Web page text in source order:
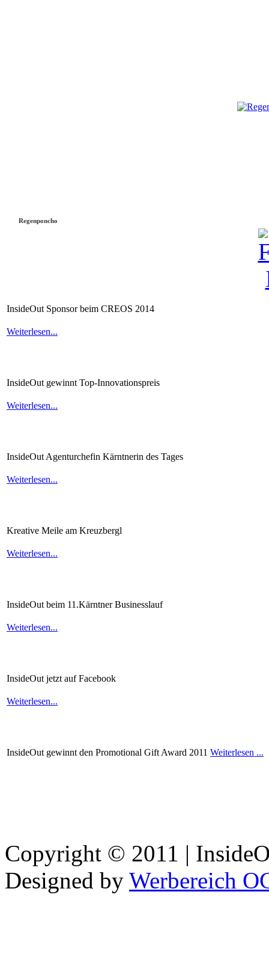
Regenponcho
InsideOut Sponsorbeim CREOS 2014
Weiterlesen...
InsideOut gewinnt Top-Innovationspreis
Weiterlesen...
InsideOut Agenturchefin Kärntnerin des Tages
Weiterlesen...
Kreative Meile am Kreuzbergl
Weiterlesen...
InsideOut beim 11.KärntnerBusinesslauf
Weiterlesen...
InsideOut jetzt aufFacebook
Weiterlesen...
InsideOut gewinnt den Promotional Gift Award 2011 Weiterlesen ...
Copyright © 2011 |
Designed by Werbereich